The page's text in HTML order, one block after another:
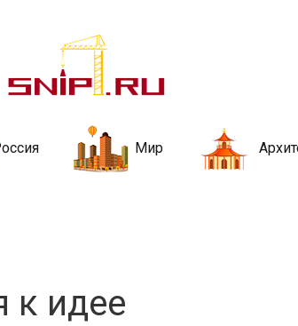
и
стройкой рубрики
Мир
к идее